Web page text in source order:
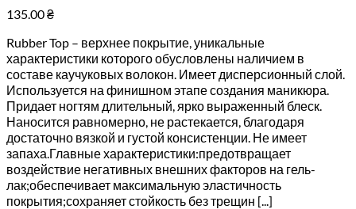
135.00₴
Rubber Top – верхнее покрытие, уникальные
характеристики которого обусловлены наличием в
составе каучуковых волокон. Имеет дисперсионный слой.
Используется на финишном этапе создания маникюра.
Придает ногтям длительный, ярко выраженный блеск.
Наносится равномерно, не растекается, благодаря
достаточно вязкой и густой консистенции. Не имеет
запаха.Главные характеристики:предотвращает
воздействие негативных внешних факторов на гель-
лак;обеспечивает максимальную эластичность
покрытия;сохраняет стойкость без трещин [...]